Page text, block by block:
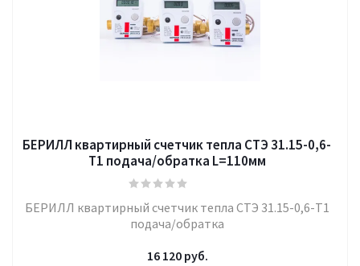
БЕРИЛЛ квартирный счетчик тепла СТЭ 31.15-0,6-
Т1 подача/обратка L=110мм
БЕРИЛЛ квартирный счетчик тепла СТЭ 31.15-0,6-Т1
подача/обратка
16 120руб.